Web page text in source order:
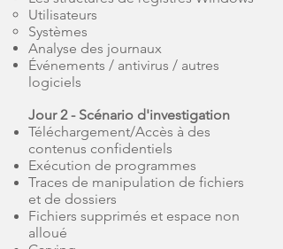
Utilisateurs
Systèmes
Analyse des journaux
Événements / antivirus / autres
logiciels
Jour 2 - Scénario d'investigation
Téléchargement/Accès à des
contenus confidentiels
Exécution de programmes
Traces de manipulation de fichiers
et de dossiers
Fichiers supprimés et espace non
alloué